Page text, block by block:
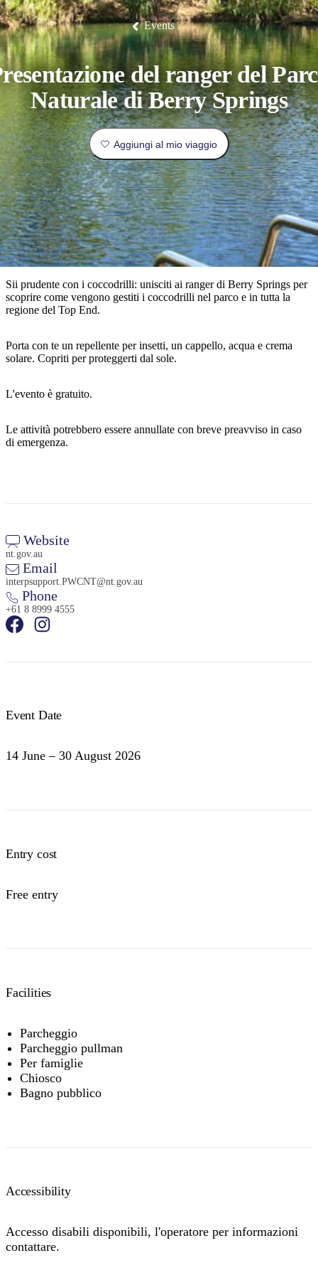
Luoghi
da
visitare
I
luoghi
più
popolari
Outback
e
attività
all'aperto
Esplora
per
regioni
Litchfield
Park
Isole
Tiwi
Arnhem
Land
orientale.
Mataranka
Il
Nitmiluk
Gorge
Karlu
Karlu/Devils
Marbles
Maguk
Tjorita
Parco
Nazionale
dei
West
MacDonnell
Cosa
fare
Esperienze
Tipo
di
viaggiatore
Le
esperienze
migliori
fauna
tradizione
Pesca
all’insegna
del
lusso
Camping
e
glamping
Idee
di
viaggio
Pianifica
il
viaggio
Pianifica
e
prenota
Informazioni
pratiche
Strumenti
per
pianificare
il
viaggio
Events
del ranger del
Naturale di Berry Springs
Aggiungi al mio viaggio
Sii prudente con i coccodrilli: unisciti ai ranger di Berry Springs per
scoprire come vengono gestiti i coccodrilli nel parco e in tutta la
regione del Top End.
Porta con te un repellente per insetti, un cappello, acqua e crema
solare. Copriti per proteggerti dal sole.
L'evento è gratuito.
Le attività potrebbero essere annullate con breve preavviso in caso
di emergenza.
Website
nt.gov.au
Email
interpsupport.PWCNT@nt.gov.au
Phone
+61 8 8999 4555
Event Date
14 June – 30 August 2026
Entry cost
Free entry
Facilities
Parcheggio
Parcheggio pullman
Per famiglie
Chiosco
Bagno pubblico
Accessibility
Accesso disabili disponibili, l'operatore per informazioni
contattare.